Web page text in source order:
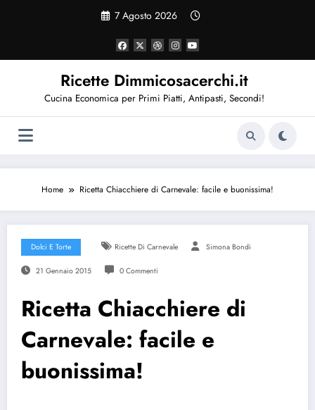
7 Agosto 2026
Ricette Dimmicosacerchi.it
Cucina Economica per Primi Piatti, Antipasti, Secondi!
Home Ricetta Chiacchiere di Carnevale: facile e buonissima!
Dolci E Torte Ricette Di Carnevale Simona Bondi
21 Gennaio 2015 0 Commenti
Ricetta Chiacchiere di
Carnevale: facile e
buonissima!